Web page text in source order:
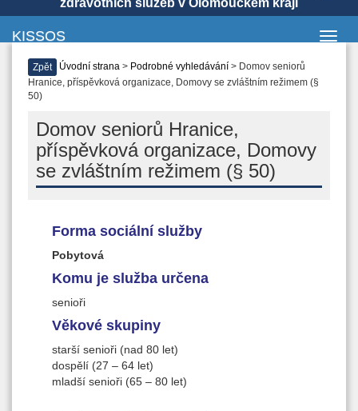
KISSOS
Zpět Úvodní strana > Podrobné vyhledávání > Domov seniorů
Hranice, příspěvková organizace, Domovy se zvláštním režimem (§
50)
Domov seniorů Hranice,
příspěvková organizace, Domovy
se zvláštním režimem (§ 50)
Forma sociální služby
Pobytová
Komu je služba určena
senioři
Věkové skupiny
starší senioři (nad 80 let)
dospělí (27 – 64 let)
mladší senioři (65 – 80 let)